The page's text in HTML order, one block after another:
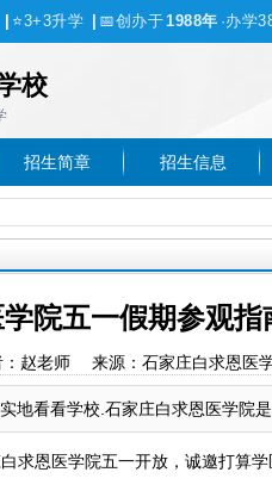
⭐3+3升学 📅创办于1988年 ·办学
校
招生简章 招生信息
院五一假期参观指
赵老师 来源：石家庄白求恩医
地看看学校.石家庄白求恩医学院
求恩医学院五一开放，诚邀打算学